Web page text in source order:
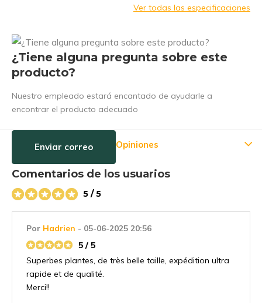
Ver todas las especificaciones
¿Tiene alguna pregunta sobre este
producto?
Nuestro empleado estará encantado de ayudarle a
encontrar el producto adecuado
Enviar correo Opiniones
Comentarios de los usuarios
5 / 5
Por Hadrien - 05-06-2025 20:56
5 / 5
Superbes plantes, de très belle taille, expédition ultra
rapide et de qualité.
Merci!!